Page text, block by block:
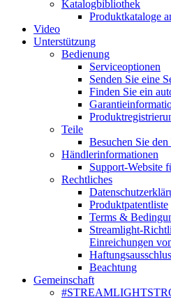
Katalogbibliothek
Produktkataloge
Video
Unterstützung
Bedienung
Serviceoptionen
Senden Sie eine
Finden Sie ein
Teile
Besuchen Sie
Händlerinformationen
Support-Website
Rechtliches
Produktpatentliste
Terms &
Streamlight-
Einreichungen
Beachtung
Gemeinschaft